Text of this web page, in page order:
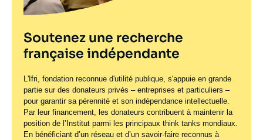
Soutenez une recherche
française indépendante
L'Ifri, fondation reconnue d'utilité publique, s'appuie en grande
partie sur des donateurs privés – entreprises et particuliers –
pour garantir sa pérennité et son indépendance intellectuelle.
Par leur financement, les donateurs contribuent à maintenir la
position de l’Institut parmi les principaux think tanks mondiaux.
En bénéficiant d’un réseau et d’un savoir-faire reconnus à